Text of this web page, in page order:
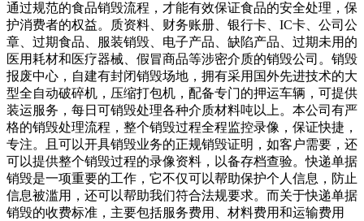
通过规范的食品销毁流程，才能有效保证食品的安全处理，保
护消费者的权益。质资料、财务账册、银行卡、IC卡、公司公
章、过期食品、服装销毁、电子产品、缺陷产品、过期未用的
医用耗材和医疗器械、假冒商品等涉密介质的销毁公司。销毁
报废中心，自建有封闭销毁场地，拥有采用国外先进技术的大
型全自动破碎机，压缩打包机，配备专门的押运车辆，可提供
装运服务，每日可销毁处理各种介质材料吨以上。本公司有严
格的销毁处理流程，整个销毁过程全程监控录像，保证快捷，
专注。且可以开具销毁业务的正规销毁证明，如客户需要，还
可以提供整个销毁过程的录像资料，以备存档查验。快递单据
销毁是一项重要的工作，它不仅可以帮助保护个人信息，防止
信息被滥用，还可以帮助我们符合法规要求。而关于快递单据
销毁的收费标准，主要包括服务费用、材料费用和运输费用